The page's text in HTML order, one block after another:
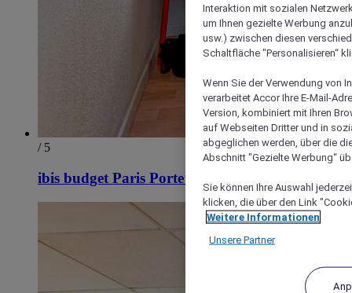
/ 5
ibis budget Paris Porte de Vanves
Interaktion mit sozialen
um Ihnen gezielte Werbung
usw.) zwischen diesen
Schaltfläche "Personalisieren“
Wenn Sie der Verwendung von
verarbeitet Accor Ihre E-Mail-
Version, kombiniert mit Ihren
auf Webseiten Dritter und in
abgeglichen werden, über die
Abschnitt "Gezielte Werbung“
Sie können Ihre Auswahl
klicken, die über den Link
Weitere Informationen
Unsere Partner